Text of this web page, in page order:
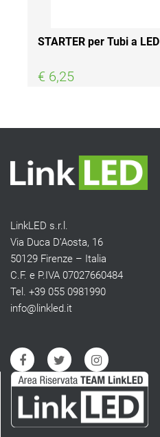
STARTER per Tubi a LED
€ 6,25
LinkLED s.r.l.
Via Duca D’Aosta, 16
50129 Firenze – Italia
C.F. e P.IVA 07027660484
Tel. +39 055 0981990
info@linkled.it